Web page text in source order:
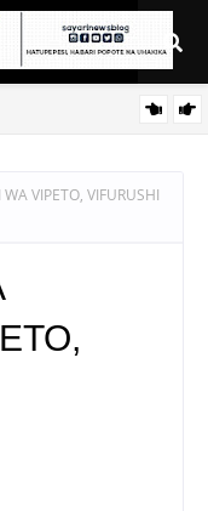
VIPETO, VIFURUSHI